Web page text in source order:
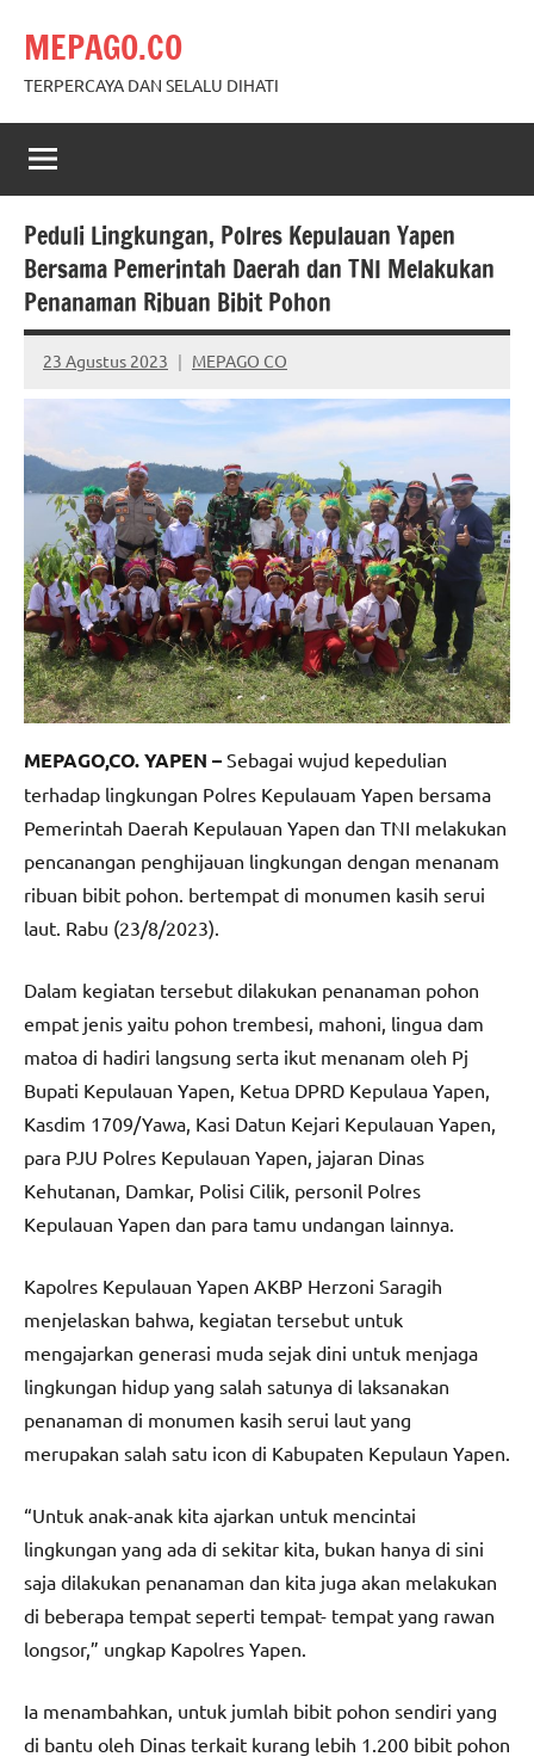
content
MEPAGO.CO
TERPERCAYA DAN SELALU DIHATI
Peduli Lingkungan, Polres Kepulauan Yapen
Bersama Pemerintah Daerah dan TNI Melakukan
Penanaman Ribuan Bibit Pohon
23 Agustus 2023 MEPAGO CO
No
comments
MEPAGO,CO. YAPEN – Sebagai wujud kepedulian
terhadap lingkungan Polres Kepulauam Yapen bersama
Pemerintah Daerah Kepulauan Yapen dan TNI melakukan
pencanangan penghijauan lingkungan dengan menanam
ribuan bibit pohon. bertempat di monumen kasih serui
laut. Rabu (23/8/2023).
Dalam kegiatan tersebut dilakukan penanaman pohon
empat jenis yaitu pohon trembesi, mahoni, lingua dam
matoa di hadiri langsung serta ikut menanam oleh Pj
Bupati Kepulauan Yapen, Ketua DPRD Kepulaua Yapen,
Kasdim 1709/Yawa, Kasi Datun Kejari Kepulauan Yapen,
para PJU Polres Kepulauan Yapen, jajaran Dinas
Kehutanan, Damkar, Polisi Cilik, personil Polres
Kepulauan Yapen dan para tamu undangan lainnya.
Kapolres Kepulauan Yapen AKBP Herzoni Saragih
menjelaskan bahwa, kegiatan tersebut untuk
mengajarkan generasi muda sejak dini untuk menjaga
lingkungan hidup yang salah satunya di laksanakan
penanaman di monumen kasih serui laut yang
merupakan salah satu icon di Kabupaten Kepulaun Yapen.
“Untuk anak-anak kita ajarkan untuk mencintai
lingkungan yang ada di sekitar kita, bukan hanya di sini
saja dilakukan penanaman dan kita juga akan melakukan
di beberapa tempat seperti tempat- tempat yang rawan
longsor,” ungkap Kapolres Yapen.
Ia menambahkan, untuk jumlah bibit pohon sendiri yang
di bantu oleh Dinas terkait kurang lebih 1.200 bibit pohon